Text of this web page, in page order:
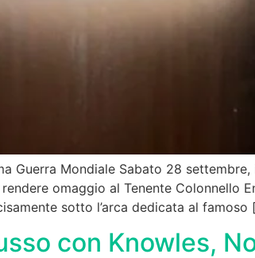
Guerra Mondiale Sabato 28
omaggio al Tenente Colonnello
sotto l’arca dedicata al famoso
con Knowles,